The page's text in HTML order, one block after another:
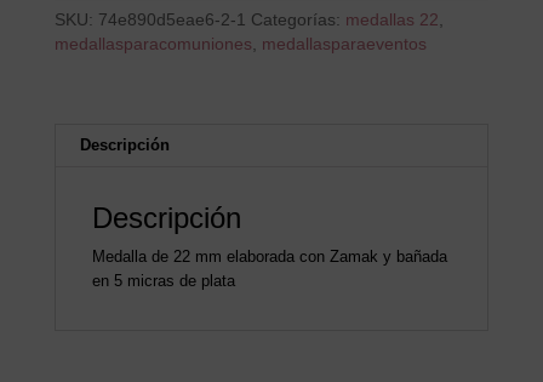
SKU: 74e890d5eae6-2-1 Categorías: medallas 22,
medallasparacomuniones, medallasparaeventos
Descripción
Descripción
Medalla de 22 mm elaborada con Zamak y bañada
en 5 micras de plata